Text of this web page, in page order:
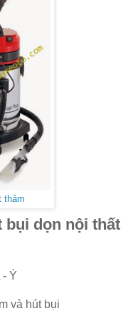
thảm
bụi dọn nội thất
Ý
và hút bụi